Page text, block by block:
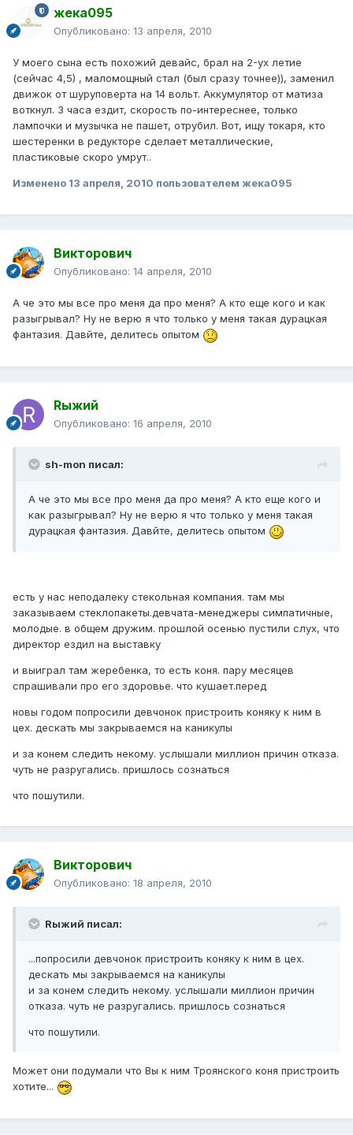
жека095
Опубликовано: 13 апреля, 2010
У моего сына есть похожий девайс, брал на 2-ух летие
(сейчас 4,5) , маломощный стал (был сразу точнее)), заменил
движок от шуруповерта на 14 вольт. Аккумулятор от матиза
воткнул. 3 часа ездит, скорость по-интереснее, только
лампочки и музычка не пашет, отрубил. Вот, ищу токаря, кто
шестеренки в редукторе сделает металлические,
пластиковые скоро умрут..
Изменено 13 апреля, 2010 пользователем жека095
Викторович
Опубликовано: 14 апреля, 2010
А че это мы все про меня да про меня? А кто еще кого и как
разыгрывал? Ну не верю я что только у меня такая дурацкая
фантазия. Давйте, делитесь опытом
Rыжий
Опубликовано: 16 апреля, 2010
sh-mon писал:
А че это мы все про меня да про меня? А кто еще кого и
как разыгрывал? Ну не верю я что только у меня такая
дурацкая фантазия. Давйте, делитесь опытом
есть у нас неподалеку стекольная компания. там мы
заказываем стеклопакеты.девчата-менеджеры симпатичные,
молодые. в общем дружим. прошлой осенью пустили слух, что
директор ездил на выставку
и выиграл там жеребенка, то есть коня. пару месяцев
спрашивали про его здоровье. что кушает.перед
новы годом попросили девчонок пристроить коняку к ним в
цех. дескать мы закрываемся на каникулы
и за конем следить некому. услышали миллион причин отказа.
чуть не разругались. пришлось сознаться
что пошутили.
Викторович
Опубликовано: 18 апреля, 2010
Rыжий писал:
...попросили девчонок пристроить коняку к ним в цех.
дескать мы закрываемся на каникулы
и за конем следить некому. услышали миллион причин
отказа. чуть не разругались. пришлось сознаться
что пошутили.
Может они подумали что Вы к ним Троянского коня пристроить
хотите...